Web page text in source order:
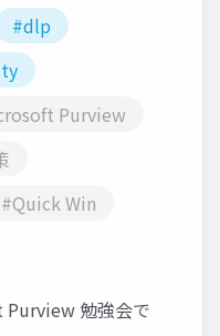
#dlp
Purview
#Quick Win
勉強会で